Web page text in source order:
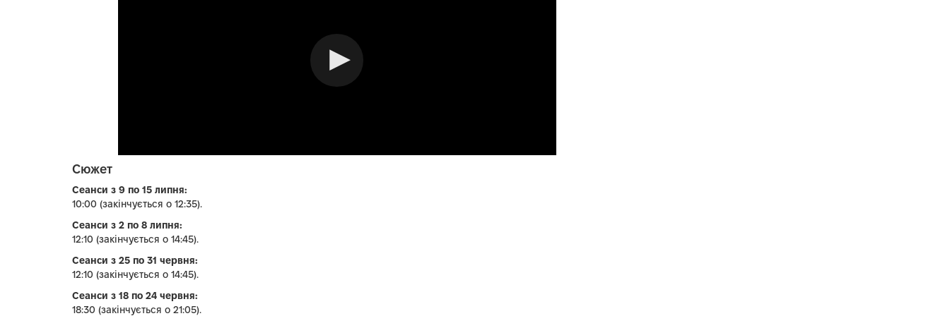
Сюжет
Сеанси з 9 по 15 липня:
10:00 (закінчується о 12:35).
Сеанси з 2 по 8 липня:
12:10 (закінчується о 14:45).
Сеанси з 25 по 31 червня:
12:10 (закінчується о 14:45).
Сеанси з 18 по 24 червня:
18:30 (закінчується о 21:05).